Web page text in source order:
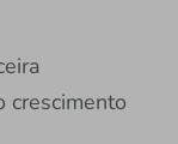
crescimento